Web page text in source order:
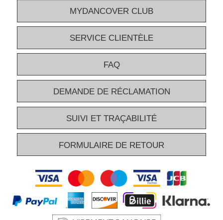
MYDANCOVER CLUB
SERVICE CLIENTÈLE
FAQ
DEMANDE DE RÉCLAMATION
SUIVI ET TRAÇABILITÉ
FORMULAIRE DE RETOUR